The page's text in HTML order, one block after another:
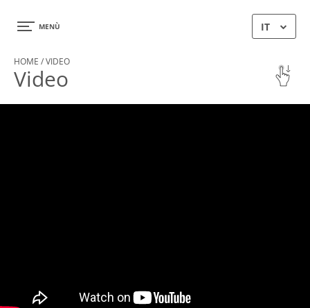
×
CONTATTI
MENÙ IT
HOME / VIDEO
Video